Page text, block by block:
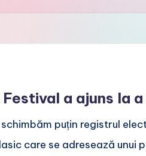
Festival a ajuns la
puțin registrul
care se adresează unui